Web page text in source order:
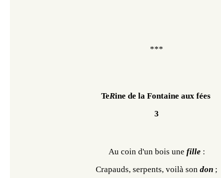
***
TeRine de la Fontaine aux fées
3
Au coin d'un bois une fille :
Crapauds, serpents, voilà son don ;